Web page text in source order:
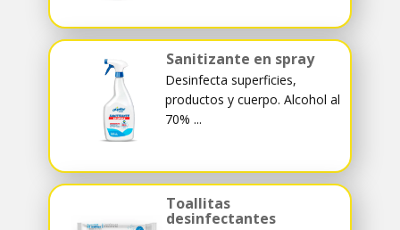
Sanitizante en spray
Desinfecta superficies,
productos y cuerpo. Alcohol al
70% ...
Toallitas
desinfectantes